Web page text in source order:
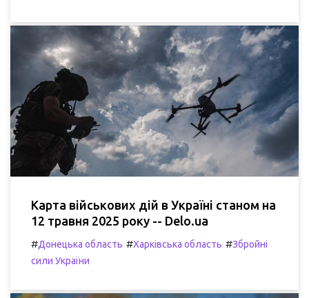
Карта військових дій в Україні станом на
12 травня 2025 року -- Delo.ua
#Донецька область #Харківська область #Збройні
сили України